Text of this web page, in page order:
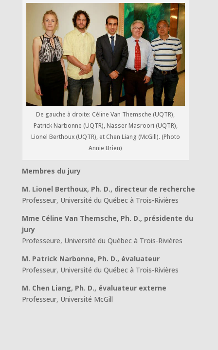
De gauche à droite: Céline Van Themsche (UQTR),
Patrick Narbonne (UQTR), Nasser Masroori (UQTR),
Lionel Berthoux (UQTR), et Chen Liang (McGill). (Photo
Annie Brien)
Membres du jury
M. Lionel Berthoux, Ph. D., directeur de recherche
Professeur, Université du Québec à Trois-Rivières
Mme Céline Van Themsche, Ph. D., présidente du
jury
Professeure, Université du Québec à Trois-Rivières
M. Patrick Narbonne, Ph. D., évaluateur
Professeur, Université du Québec à Trois-Rivières
M. Chen Liang, Ph. D., évaluateur externe
Professeur, Université McGill